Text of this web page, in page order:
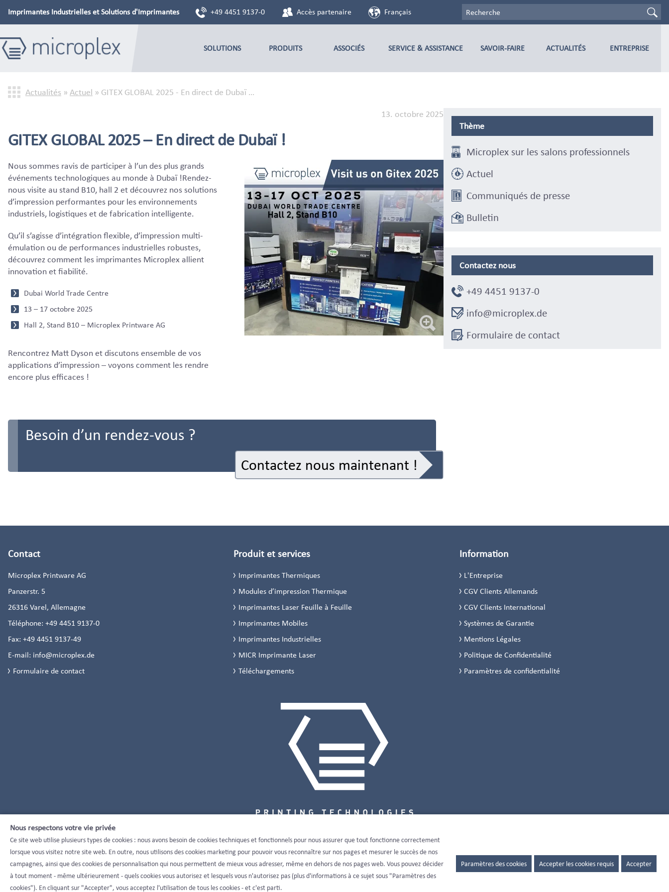
Imprimantes Industrielles et Solutions d'Imprimantes +49 4451 9137-0 Accès partenaire Français
SOLUTIONS PRODUITS ASSOCIÉS SERVICE & ASSISTANCE SAVOIR-FAIRE ACTUALITÉS ENTREPRISE
Actualités » Actuel » GITEX GLOBAL 2025 - En direct de Dubaï …
13. octobre 2025
GITEX GLOBAL 2025 – En direct de Dubaï !
Nous sommes ravis de participer à l’un des plus grands
événements technologiques au monde à Dubaï !Rendez-
nous visite au stand B10, hall 2 et découvrez nos solutions
d’impression performantes pour les environnements
industriels, logistiques et de fabrication intelligente.
Qu’il s’agisse d’intégration flexible, d’impression multi-
émulation ou de performances industrielles robustes,
découvrez comment les imprimantes Microplex allient
innovation et fiabilité.
Dubai World Trade Centre
13 – 17 octobre 2025
Hall 2, Stand B10 – Microplex Printware AG
Rencontrez Matt Dyson et discutons ensemble de vos
applications d’impression – voyons comment les rendre
encore plus efficaces !
Besoin d’un rendez-vous ?
Contactez nous maintenant !
Thème
Microplex sur les salons professionnels
Actuel
Communiqués de presse
Bulletin
Contactez nous
+49 4451 9137-0
info@microplex.de
Formulaire de contact
Contact
Microplex Printware AG
Panzerstr. 5
26316 Varel, Allemagne
Téléphone: +49 4451 9137-0
Fax: +49 4451 9137-49
E-mail: info@microplex.de
Formulaire de contact
Produit et services
Imprimantes Thermiques
Modules d’impression Thermique
Imprimantes Laser Feuille à Feuille
Imprimantes Mobiles
Imprimantes Industrielles
MICR Imprimante Laser
Téléchargements
Information
L'Entreprise
CGV Clients Allemands
CGV Clients International
Systèmes de Garantie
Mentions Légales
Politique de Confidentialité
Paramètres de confidentialité
Nous respectons votre vie privée
Ce site web utilise plusieurs types de cookies : nous avons besoin de cookies techniques et fonctionnels pour nous assurer que tout fonctionne correctement
lorsque vous visitez notre site web. En outre, nous utilisons des cookies marketing pour pouvoir vous reconnaître sur nos pages et mesurer le succès de nos
campagnes, ainsi que des cookies de personnalisation qui nous permettent de mieux vous adresser, même en dehors de nos pages web. Vous pouvez décider
à tout moment - même ultérieurement - quels cookies vous autorisez et lesquels vous n'autorisez pas (plus d'informations à ce sujet sous "Paramètres des
cookies"). En cliquant sur "Accepter", vous acceptez l'utilisation de tous les cookies - et c'est parti.
Paramètres des cookies Accepter les cookies requis Accepter